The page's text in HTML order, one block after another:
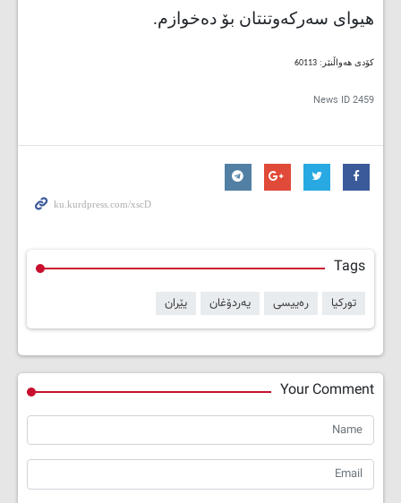
هیوای سەرکەوتنتان بۆ دەخوازم.
کۆدی هەواڵنێر: 60113
News ID2459
Tags
تورکیا رەییسی یەردۆغان یێران
Your Comment